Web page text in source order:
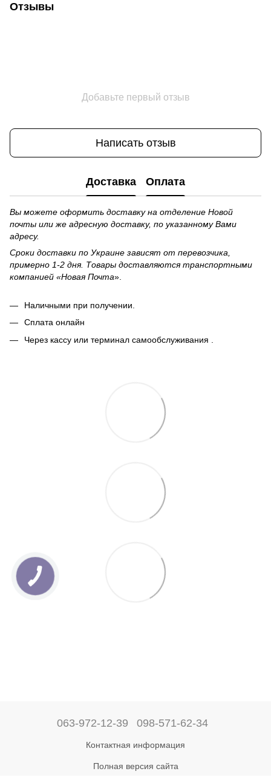
Отзывы
Добавьте первый отзыв
Написать отзыв
Доставка Оплата
Вы можете оформить доставку на отделение Новой
почты или же адресную доставку, по указанному Вами
адресу.
Сроки доставки по Украине зависят от перевозчика,
примерно 1-2 дня. Товары доставляются транспортными
компанией «Новая Почта».
Наличными при получении.
Сплата онлайн
Через кассу или терминал самообслуживания .
063-972-12-39 098-571-62-34
Контактная информация
Полная версия сайта